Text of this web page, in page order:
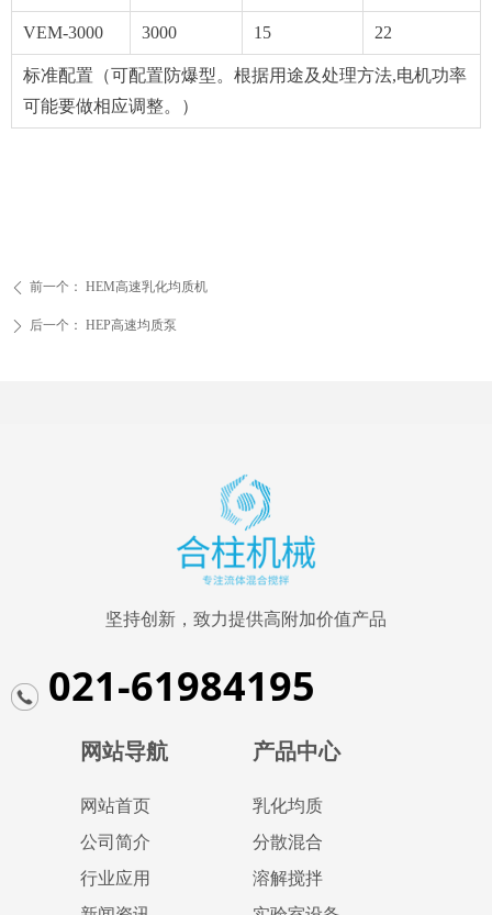
VEM-3000 3000 15 22
标准配置（可配置防爆型。根据用途及处理方法,电机功率
可能要做相应调整。）
ꄴ 前一个： HEM高速乳化均质机
ꄲ 后一个： HEP高速均质泵
坚持创新，致力提供高附加价值产品
021-61984195
网站导航
网站首页
公司简介
行业应用
产品中心
乳化均质
分散混合
溶解搅拌